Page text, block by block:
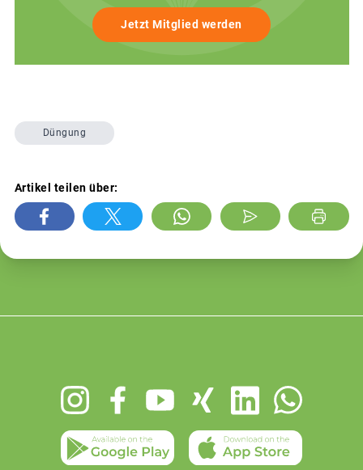
Jetzt Mitglied werden
Düngung
Artikel teilen über: